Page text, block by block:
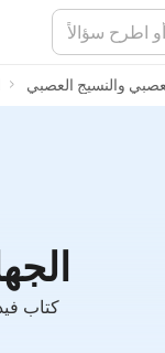
والنسيج العصبي
كتاب